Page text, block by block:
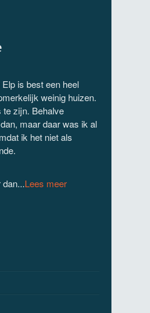
is best een heel
weinig huizen.
te zijn. Behalve
maar daar was ik al
ik het niet als
Lees meer